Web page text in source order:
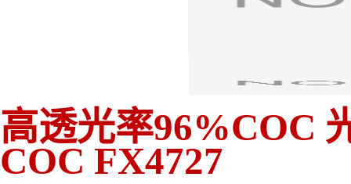
高透光率96%COC
COC FX4727